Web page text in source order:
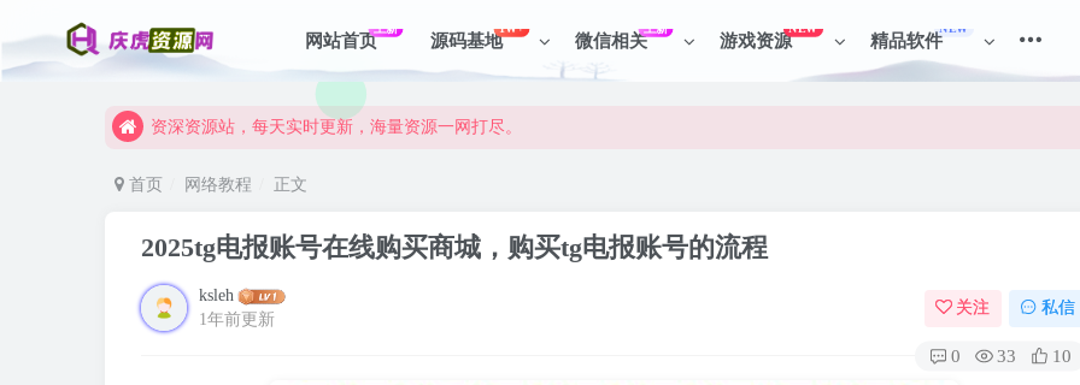
网站首页
上新
源码基地
1W+
微信相关
上新
游戏资源
NEW
精品软件
NEW
资深资源站，每天实时更新，海量资源一网打尽。
【启明网】找项目 + 低成本创业 + 减少信息差 + 见识各种项目 + 提升网创认知。
资深资源站，每天实时更新，海量资源一网打尽。
首页
网络教程 正文
2025tg电报账号在线购买商城，购买tg电报账号的流程
ksleh
1年前更新
关注 私信
0 33 10